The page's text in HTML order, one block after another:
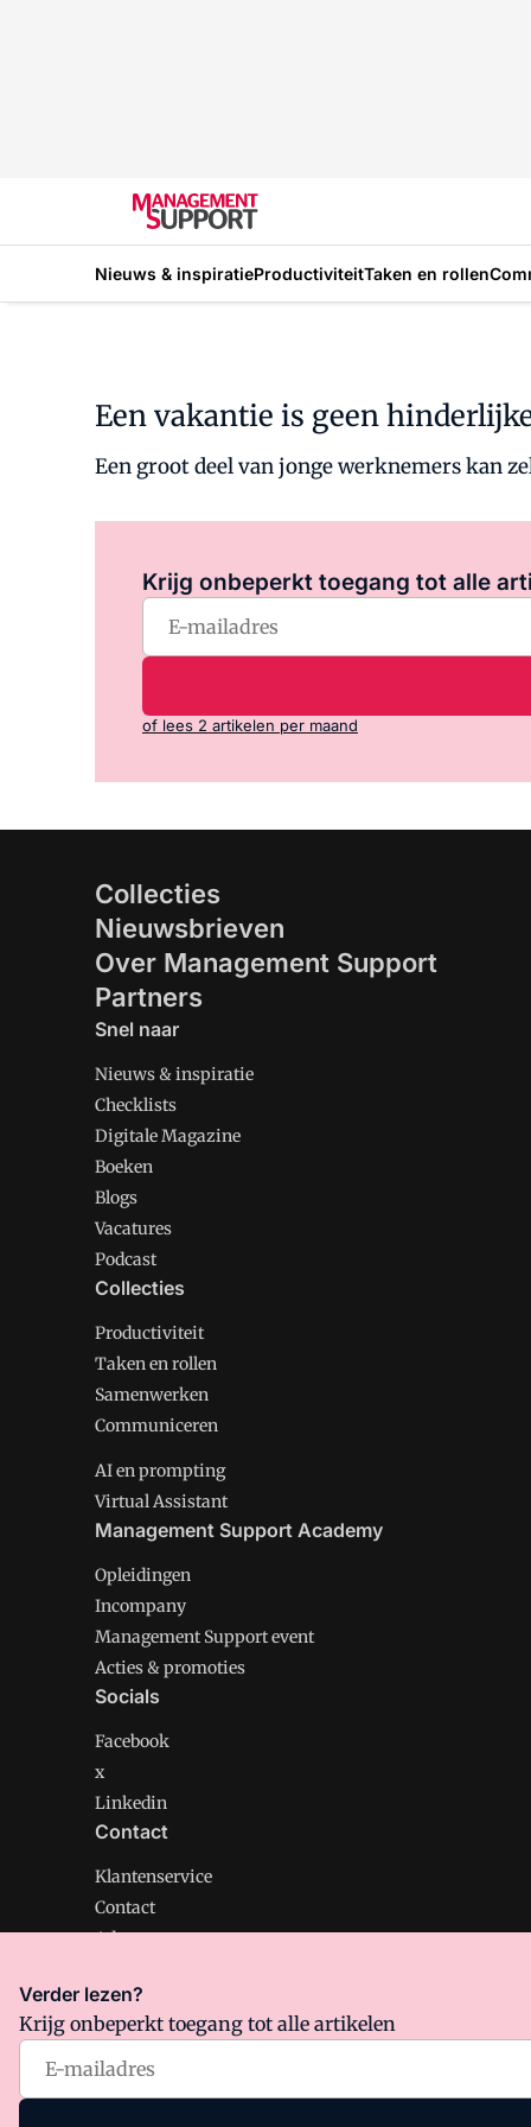
Nieuws & inspiratieProductiviteitTaken en rollen
Een vakantie is geen
Een groot deel van jonge werknemers kan
Krijg onbeperkt toegang tot alle
of lees 2 artikelen per maand
Collecties
Nieuwsbrieven
Over Management Support
Partners
Snel naar
Nieuws & inspiratie
Checklists
Digitale Magazine
Boeken
Blogs
Vacatures
Podcast
Collecties
Productiviteit
Taken en rollen
Samenwerken
Communiceren
AI en prompting
Virtual Assistant
Management Support Academy
Opleidingen
Incompany
Management Support event
Acties & promoties
Socials
Facebook
x
Linkedin
Contact
Klantenservice
Contact
Adverteren
Management Support is onderdeel van VMN media.
Algemene Voorwaarden
Verder lezen?
Krijg onbeperkt toegang tot alle artikelen